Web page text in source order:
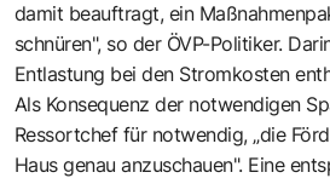
damit beauftragt, ein
schnüren", so der ÖVP-Politiker.
Entlastung bei den Stromkosten
Als Konsequenz der notwendigen
Ressortchef für notwendig, „die
Haus genau anzuschauen". Eine